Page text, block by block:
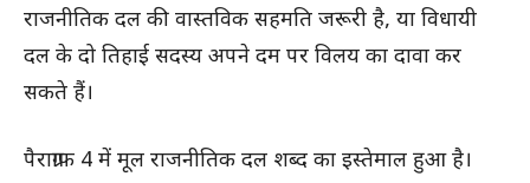
राजनीतिक दल की वास्तविक सहमति जरूरी है, या विधायी
दल के दो तिहाई सदस्य अपने दम पर विलय का दावा कर
सकते हैं।
पैराग्राफ 4 में मूल राजनीतिक दल शब्द का इस्तेमाल हुआ है।